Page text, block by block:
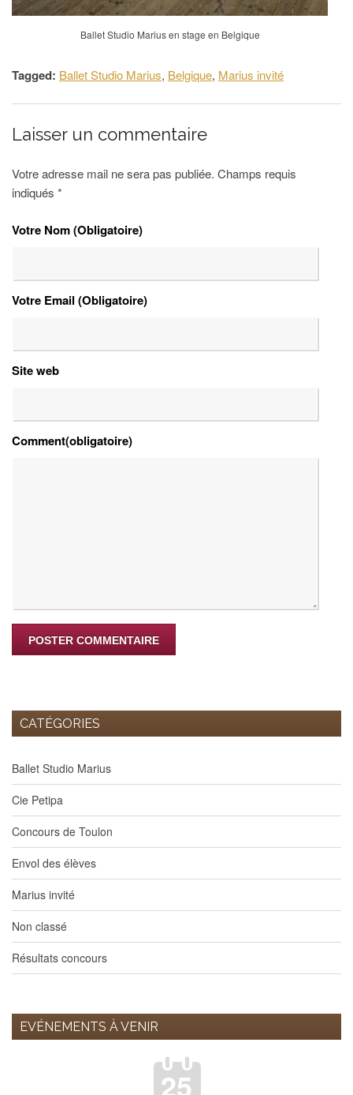
Ballet Studio Marius en stage en Belgique
Tagged: Ballet Studio Marius, Belgique, Marius invité
Laisser un commentaire
Votre adresse mail ne sera pas publiée. Champs requis
indiqués *
Votre Nom (Obligatoire)
Votre Email (Obligatoire)
Site web
Comment(obligatoire)
CATÉGORIES
Ballet Studio Marius
Cie Petipa
Concours de Toulon
Envol des élèves
Marius invité
Non classé
Résultats concours
EVÉNEMENTS À VENIR
25